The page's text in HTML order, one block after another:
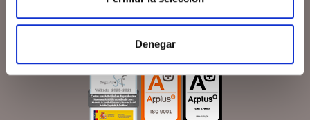
Denegar